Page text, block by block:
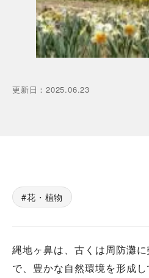
更新日 ：2025.06.23
花・植物
縄地ヶ鼻は、古くは周防灘
で、豊かな自然環境を形成し